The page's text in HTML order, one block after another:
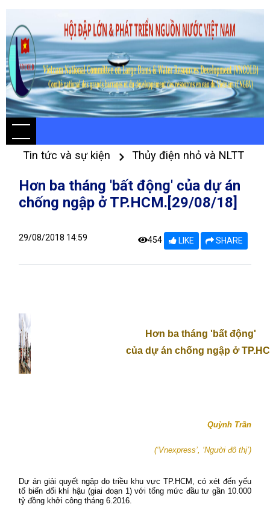
Tin tức và sự kiện Thủy điện nhỏ và NLTT
Hơn ba tháng 'bất động' của dự án
chống ngập ở TP.HCM.[29/08/18]
29/08/2018 14:59 454 LIKE SHARE
Hơn ba tháng 'bất động'
của dự án chống ngập ở
Quỳnh Trần
(‘Vnexpress’, ‘Người đô thị’)
Dự án giải quyết ngập do triều khu vực TP.HCM, có xét đến yếu
tố biến đổi khí hậu (giai đoạn 1) với tổng mức đầu tư gần 10.000
tỷ đồng khởi công tháng 6.2016.